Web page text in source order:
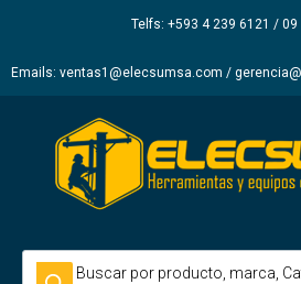
Telfs: +593 4 239 6121 / 09
Emails: ventas1@elecsumsa.com /